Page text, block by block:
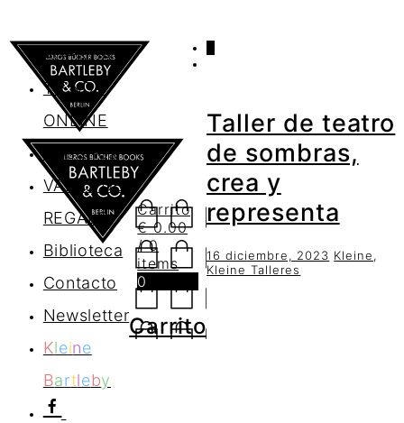
AGENDA
TIENDA
ONLINE
Nosotros
VALES DE
REGALO
Biblioteca
Contacto
Newsletter
Kleine
Bartleby
Carrito
€0.00
/ 0
items
0
Carrito
Taller de teatro
de sombras,
crea y
representa
16 diciembre, 2023 Kleine,
Kleine Talleres